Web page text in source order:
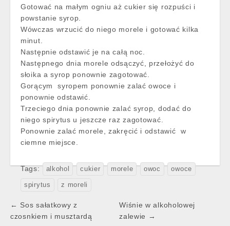
Gotować na małym ogniu aż cukier się rozpuści i
powstanie syrop.
Wówczas wrzucić do niego morele i gotować kilka
minut.
Następnie odstawić je na całą noc.
Następnego dnia morele odsączyć, przełożyć do
słoika a syrop ponownie zagotować.
Gorącym syropem ponownie zalać owoce i
ponownie odstawić.
Trzeciego dnia ponownie zalać syrop, dodać do
niego spirytus u jeszcze raz zagotować.
Ponownie zalać morele, zakręcić i odstawić w
ciemne miejsce.
Tags: alkohol cukier morele owoc owoce
spirytus z moreli
Post
navigation
← Sos sałatkowy z
czosnkiem i musztardą
Wiśnie w alkoholowej
zalewie →